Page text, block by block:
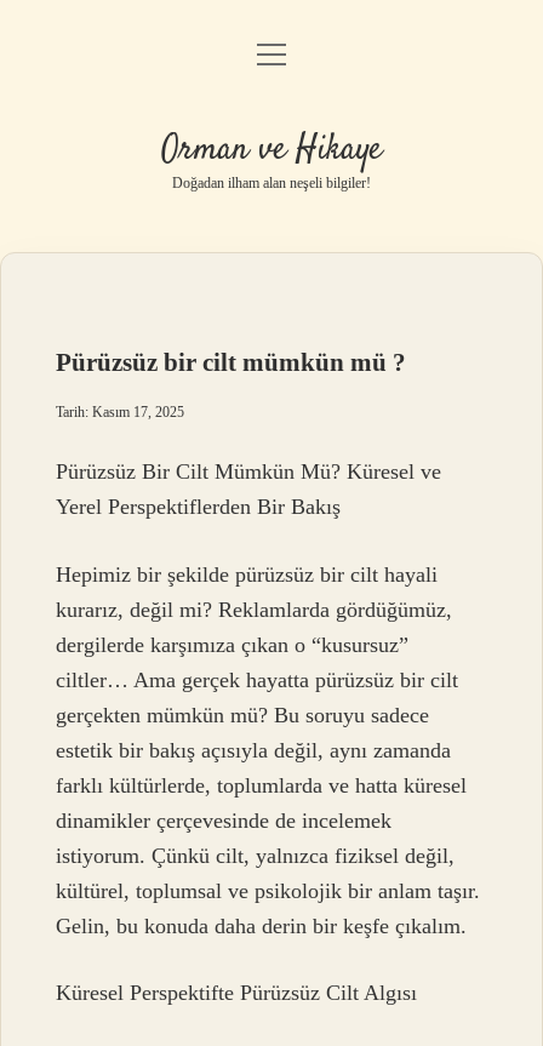
Anasayfa
Yasal Uyarı
menüyü
Orman ve Hikaye
Doğadan ilham alan neşeli bilgiler!
Pürüzsüz bir cilt mümkün mü ?
Tarih: Kasım 17, 2025
Pürüzsüz Bir Cilt Mümkün Mü? Küresel ve
Yerel Perspektiflerden Bir Bakış
Hepimiz bir şekilde pürüzsüz bir cilt hayali
kurarız, değil mi? Reklamlarda gördüğümüz,
dergilerde karşımıza çıkan o “kusursuz”
ciltler… Ama gerçek hayatta pürüzsüz bir cilt
gerçekten mümkün mü? Bu soruyu sadece
estetik bir bakış açısıyla değil, aynı zamanda
farklı kültürlerde, toplumlarda ve hatta küresel
dinamikler çerçevesinde de incelemek
istiyorum. Çünkü cilt, yalnızca fiziksel değil,
kültürel, toplumsal ve psikolojik bir anlam taşır.
Gelin, bu konuda daha derin bir keşfe çıkalım.
Küresel Perspektifte Pürüzsüz Cilt Algısı